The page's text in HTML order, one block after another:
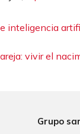
inteligencia
vivir el
Grupo